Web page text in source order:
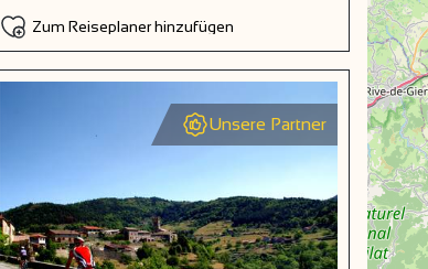
Zum Reiseplaner hinzufügen
Unsere Partner